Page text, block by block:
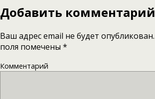
Добавить комментарий
Ваш адрес email не будет опубликован.
поля помечены *
Комментарий